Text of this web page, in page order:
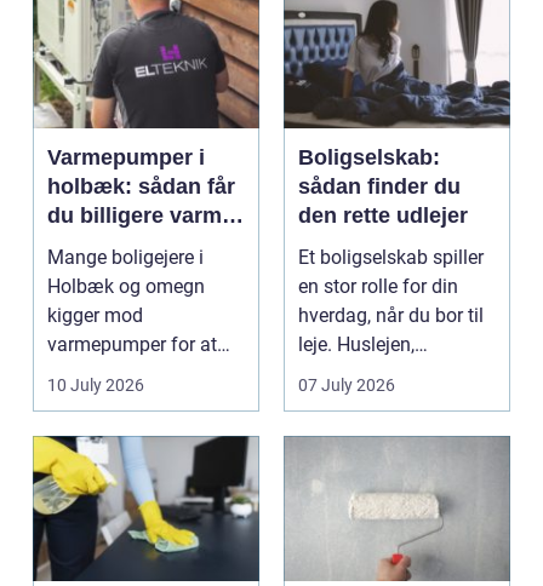
Varmepumper i
holbæk: sådan får
du billigere varme
og bedre
indeklima
Mange boligejere i
Holbæk og omegn
kigger mod
varmepumper for at
sænke
et sunde...
10 July 2026
Boligselskab:
sådan finder du
den rette udlejer
Et boligselskab spiller
en stor rolle for din
hverdag, når du bor til
leje. Huslejen,
vedligeh...
07 July 2026